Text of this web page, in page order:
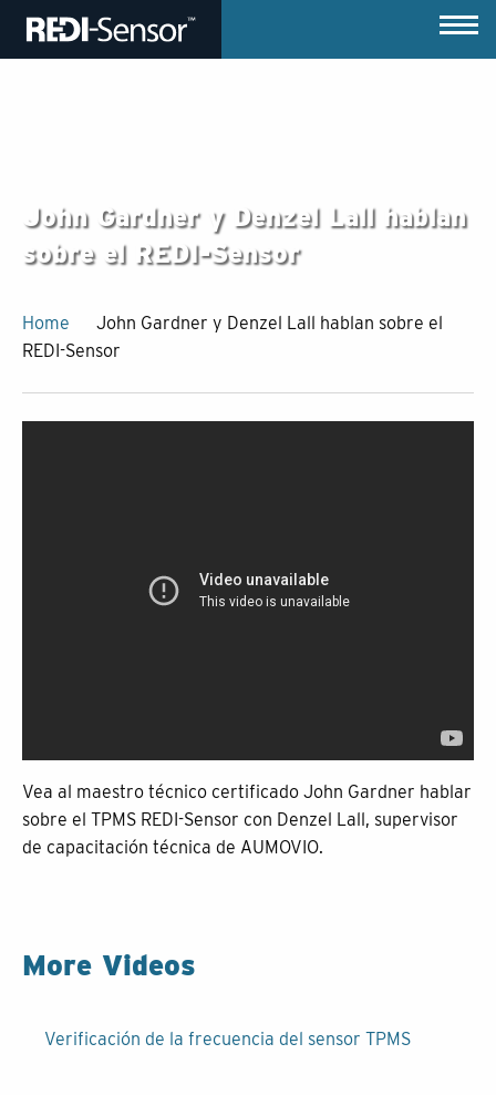
John Gardner y Denzel Lall hablan
sobre el REDI-Sensor
Home
John Gardner y Denzel Lall hablan sobre el
REDI-Sensor
Vea al maestro técnico certificado John Gardner hablar
sobre el TPMS REDI-Sensor con Denzel Lall, supervisor
de capacitación técnica de AUMOVIO.
More Videos
Navegación
Verificación de la frecuencia del sensor TPMS